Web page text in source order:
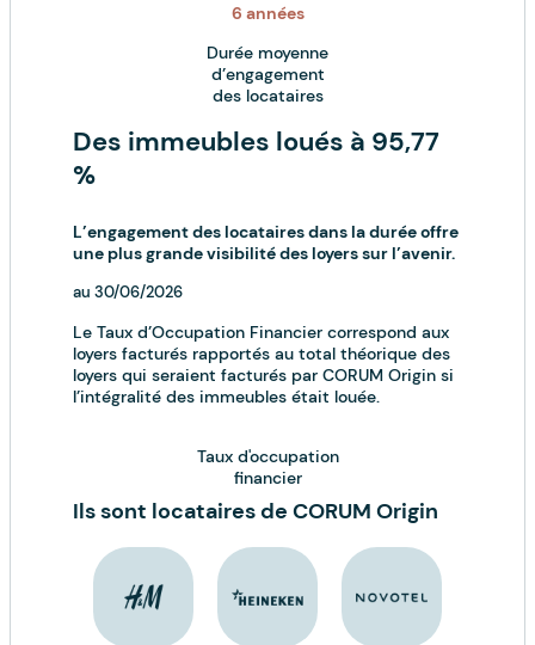
6 années
Durée moyenne
d’engagement
des locataires
Des immeubles loués à 95,77
%
L’engagement des locataires dans la durée offre
une plus grande visibilité des loyers sur l’avenir.
au 30/06/2026
Le Taux d’Occupation Financier correspond aux
loyers facturés rapportés au total théorique des
loyers qui seraient facturés par CORUM Origin si
l’intégralité des immeubles était louée.
Taux d'occupation
financier
Ils sont locataires de CORUM Origin